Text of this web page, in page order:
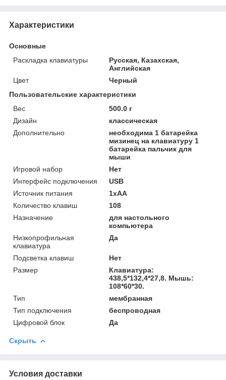
Характеристики
Основные
Раскладка клавиатуры
Русская, Казахская,
Английская
Цвет
Черный
Пользовательские характеристики
Вес
500.0 г
Дизайн
классическая
Дополнительно
необходима 1 батарейка
мизинец на клавиатуру 1
батарейка пальчик для
мыши
Игровой набор
Нет
Интерфейс подключения
USB
Источник питания
1xAA
Количество клавиш
108
Назначение
для настольного
компьютера
Низкопрофильная
клавиатура
Да
Подсветка клавиш
Нет
Размер
Клавиатура:
438,5*132,4*27,8. Мышь:
108*60*30.
Тип
мембранная
Тип подключения
беспроводная
Цифровой блок
Да
Скрыть
Условия доставки